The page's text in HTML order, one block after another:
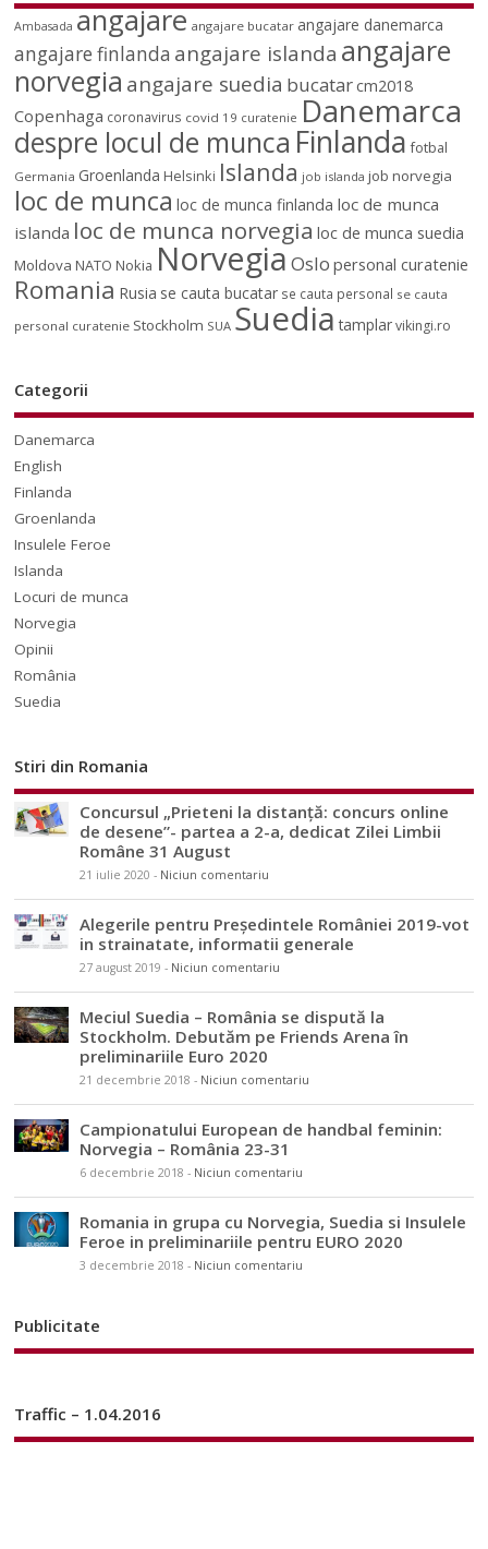
Ambasada angajare angajare bucatar angajare danemarca
angajare finlanda angajare islanda angajare
norvegia angajare suedia bucatarcm2018
Copenhaga coronavirus covid 19 curatenie Danemarca
despre locul de munca Finlanda fotbal
Germania Groenlanda Helsinki Islanda job islanda job norvegia
loc de munca loc de munca finlanda loc de munca
islanda loc de munca norvegia loc de munca suedia
Moldova NATO Nokia NorvegiaOslo personal curatenie
Romania Rusia se cauta bucatar se cauta personal se cauta
personal curatenie Stockholm SUA Suedia tamplar vikingi.ro
Categorii
Danemarca
English
Finlanda
Groenlanda
Insulele Feroe
Islanda
Locuri de munca
Norvegia
Opinii
România
Suedia
Stiri din Romania
Concursul „Prieteni la distanță: concurs online
de desene”- partea a 2-a, dedicat Zilei Limbii
Române 31 August
21 iulie 2020 - Niciun comentariu
Alegerile pentru Președintele României 2019-vot
in strainatate, informatii generale
27 august 2019 - Niciun comentariu
Meciul Suedia – România se dispută la
Stockholm. Debutăm pe Friends Arena în
preliminariile Euro 2020
21 decembrie 2018 - Niciun comentariu
Campionatului European de handbal feminin:
Norvegia – România 23-31
6 decembrie 2018 - Niciun comentariu
Romania in grupa cu Norvegia, Suedia si Insulele
Feroe in preliminariile pentru EURO 2020
3 decembrie 2018 - Niciun comentariu
Publicitate
Traffic – 1.04.2016